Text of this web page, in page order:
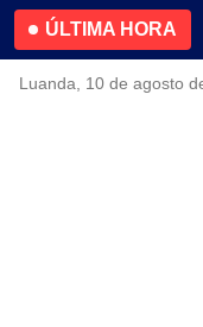
ÚLTIMA HORA
4.2% no
Luanda, 10 de agosto